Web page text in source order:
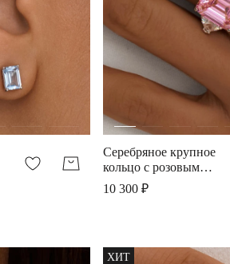
Серебряное крупное
кольцо с розовым
фианитом
10 300 ₽
ХИТ